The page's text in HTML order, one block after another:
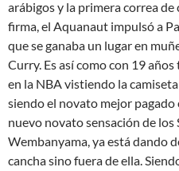
arábigos y la primera correa
firma, el Aquanaut impulsó a
que se ganaba un lugar en
Curry. Es así como con 19
en la NBA vistiendo la
siendo el novato mejor pagado
nuevo novato sensación de
Wembanyama, ya está dando
cancha sino fuera de ella.